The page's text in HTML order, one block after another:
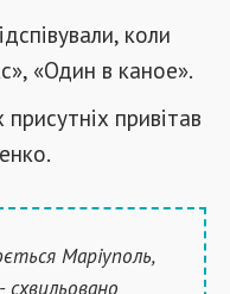
коли
«Один в каное».
привітав
Маріуполь,
схвильовано